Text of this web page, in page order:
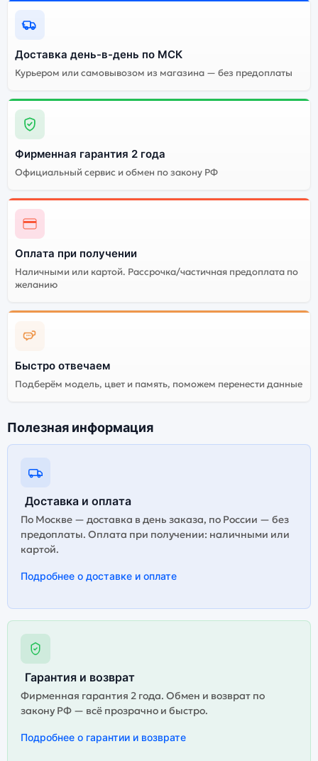
Apple iPhone 17 Pro (nano SIM+eSIM)
512Gb Cosmic Orange (Оранжевый):
Энергоемкий
Огромный выбор
цветов и моделей
Apple iPhone 17 Pro
Существует не оригинальная и оригинальная версия
выбирать оригинальной версию — она полностью
оригинальная версия может стоить дешевле, но
Доставка день-в-день по МСК
Курьером или самовывозом из магазина — без предоплаты
Фирменная гарантия 2 года
Официальный сервис и обмен по закону РФ
Оплата при получении
Наличными или картой. Рассрочка/частичная предоплата по
желанию
Быстро отвечаем
Подберём модель, цвет и память, поможем перенести данные
Полезная информация
Доставка и оплата
По Москве — доставка в день заказа, по России — без
предоплаты. Оплата при получении: наличными или
картой.
Подробнее о доставке и оплате
Гарантия и возврат
Фирменная гарантия 2 года. Обмен и возврат по
закону РФ — всё прозрачно и быстро.
Подробнее о гарантии и возврате